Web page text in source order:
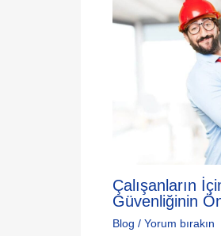
Çalışanların
Güvenliğinin
Blog / Yorum bırakın